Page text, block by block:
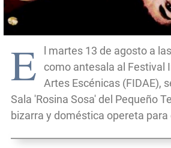
E
l martes 13 de agosto a
como antesala al Festival
Artes Escénicas (FIDAE),
Sala 'Rosina Sosa' del Pequeño
bizarra y doméstica opereta para